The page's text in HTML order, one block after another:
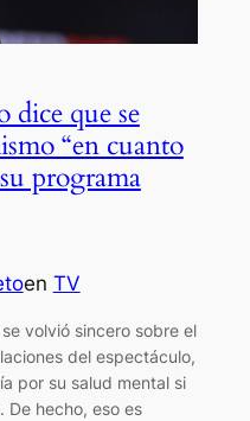
que se
“en cuanto
programa
en TV
volvió sincero sobre el
del espectáculo,
por su salud mental si
De hecho, eso es